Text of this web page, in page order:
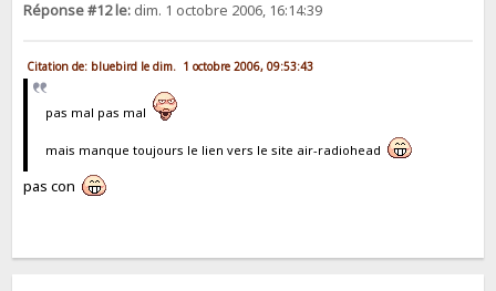
Réponse #12 le: dim. 1 octobre 2006, 16:14:39
Citation de: bluebird le dim. 1 octobre 2006, 09:53:43
pas mal pas mal
mais manque toujours le lien vers le site air-radiohead
pas con